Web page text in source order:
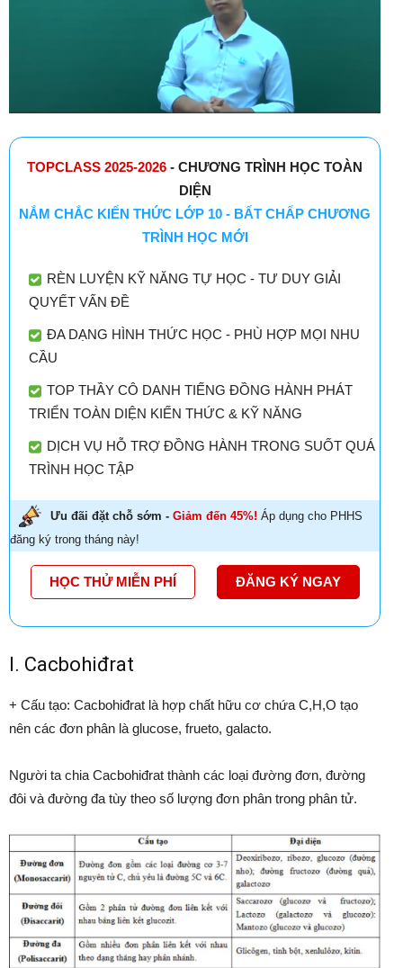
TOPCLASS 2025-2026 - CHƯƠNG TRÌNH HỌC TOÀN
DIỆN
NẮM CHẮC KIẾN THỨC LỚP 10 - BẤT CHẤP CHƯƠNG
TRÌNH HỌC MỚI
RÈN LUYỆN KỸ NĂNG TỰ HỌC - TƯ DUY GIẢI
QUYẾT VẤN ĐỀ
ĐA DẠNG HÌNH THỨC HỌC - PHÙ HỢP MỌI NHU
CẦU
TOP THẦY CÔ DANH TIẾNG ĐỒNG HÀNH PHÁT
TRIỂN TOÀN DIỆN KIẾN THỨC & KỸ NĂNG
DỊCH VỤ HỖ TRỢ ĐỒNG HÀNH TRONG SUỐT QUÁ
TRÌNH HỌC TẬP
Ưu đãi đặt chỗ sớm - Giảm đến 45%! Áp dụng cho PHHS
đăng ký trong tháng này!
HỌC THỬ MIỄN PHÍ ĐĂNG KÝ NGAY
I. Cacbohiđrat
+ Cấu tạo: Cacbohiđrat là hợp chất hữu cơ chứa C,H,O tạo
nên các đơn phân là glucose, frueto, galacto.
Người ta chia Cacbohiđrat thành các loại đường đơn, đường
đôi và đường đa tùy theo số lượng đơn phân trong phân tử.